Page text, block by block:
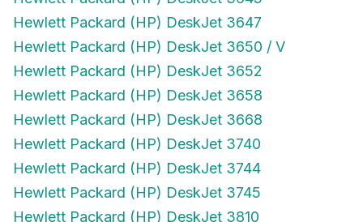
Hewlett Packard (HP) DeskJet 3647
Hewlett Packard (HP) DeskJet 3650 / V
Hewlett Packard (HP) DeskJet 3652
Hewlett Packard (HP) DeskJet 3658
Hewlett Packard (HP) DeskJet 3668
Hewlett Packard (HP) DeskJet 3740
Hewlett Packard (HP) DeskJet 3744
Hewlett Packard (HP) DeskJet 3745
Hewlett Packard (HP) DeskJet 3810